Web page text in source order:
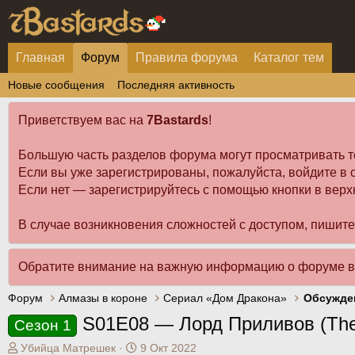
Главная Форум Правила форума Каталог тем
Новые сообщения Последняя активность
Приветствуем вас на 7Bastards!
Большую часть разделов форума могут просматривать
Если вы уже зарегистрированы, пожалуйста, войдите в
Если нет — зарегистрируйтесь с помощью кнопки в
В случае возникновения сложностей с доступом,
Обратите внимание на важную информацию о форуме в
Форум Алмазы в короне Сериал «Дом Дракона»
Сезон 1 S01E08 — Лорд Приливов
А
Убийца Матрешек
Д
9 Окт 2022